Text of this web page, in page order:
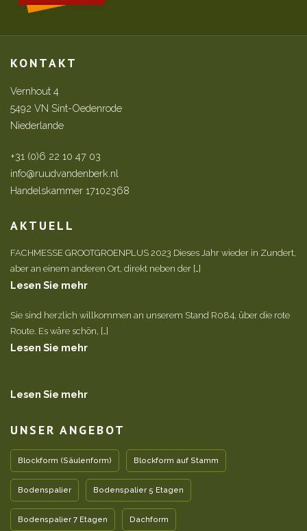
KONTAKT
Vernhout 4
5492 VN Sint-Oedenrode
Niederlande
+31 (0)6 22 10 47 03
info@ruudvandenberk.nl
Handelskammer 17102368
AKTUELL
FACHMESSE GROOTGROENPLUS 2023 Dieses Jahr wieder in Zundert,
aber an einem anderen Ort, direkt neben der […]
Lesen Sie mehr
Sie sind herzlich willkommen an unserem Stand R084, über die rote
Route. Es wäre schön, […]
Lesen Sie mehr
Lesen Sie mehr
UNSER ANGEBOT
Blockform (Säulenform) Blockform auf Stamm
Bodenspalier Bodenspalier 5 Etagen
Bodenspalier 7 Etagen Dachform